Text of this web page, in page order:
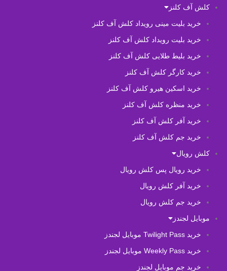
کلش آف کلنز
خرید بلیت مینی رویداد کلش آف کلنز
خرید بلیت رویداد کلش آف کلنز
خرید بلیط طلایی کلش آف کلنز
خرید کارگر کلش آف کلنز
خرید اسکین هیرو کلش آف کلنز
خرید منظره کلش آف کلنز
خرید آفر کلش آف کلنز
خرید جم کلش آف کلنز
کلش رویال
خرید رویال پس کلش رویال
خرید آفر کلش رویال
خرید جم کلش رویال
موبایل لجندز
خرید Twilight Pass موبایل لجندز
خرید Weekly Pass موبایل لجندز
خرید جم موبایل لجندز